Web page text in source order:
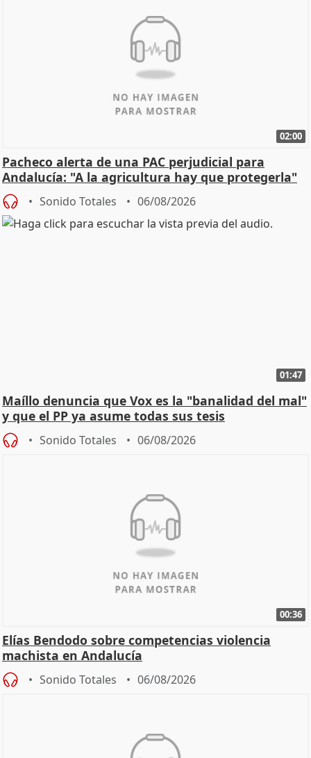
02:00
Pacheco alerta de una PAC perjudicial para
Andalucía: "A la agricultura hay que protegerla"
Sonido Totales 06/08/2026
01:47
Maíllo denuncia que Vox es la "banalidad del mal"
y que el PP ya asume todas sus tesis
Sonido Totales 06/08/2026
00:36
Elías Bendodo sobre competencias violencia
machista en Andalucía
Sonido Totales 06/08/2026